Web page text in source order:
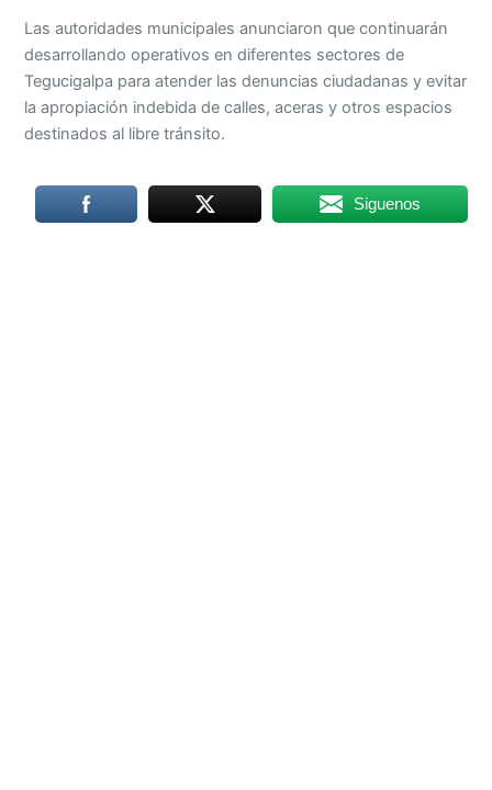
Las autoridades municipales anunciaron que continuarán
desarrollando operativos en diferentes sectores de
Tegucigalpa para atender las denuncias ciudadanas y evitar
la apropiación indebida de calles, aceras y otros espacios
destinados al libre tránsito.
Siguenos